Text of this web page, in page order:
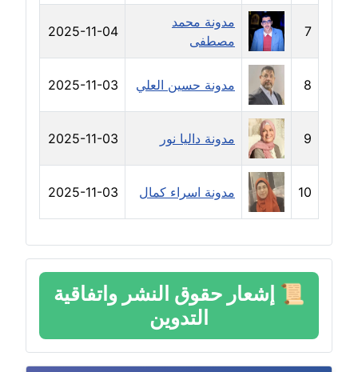
عاملة
مدونة عبد الكريم موسى
عاملة
مدونة عبد الوهاب بدر
عاملة
مدونة عبير بسيوني
عاملة
عاملة
مدونة عبير عبد الرحيم (ماعت)
عاملة
عاملة
7
مدونة محمد
مصطفى
2025-11-04
8 مدونة حسين العلي 2025-11-03
9 مدونة داليا نور 2025-11-03
10 مدونة اسراء كمال 2025-11-03
📜 إشعار حقوق النشر واتفاقية
التدوين